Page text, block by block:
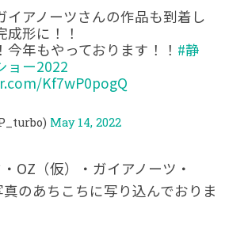
イアノーツさんの作品も到着し
成形に！！
今年もやっております！！ #静
ョー2022
Kf7wP0pogQ
May 14, 2022
・OZ（仮）・ガイアノーツ・
真のあちこちに写り込んでおりま